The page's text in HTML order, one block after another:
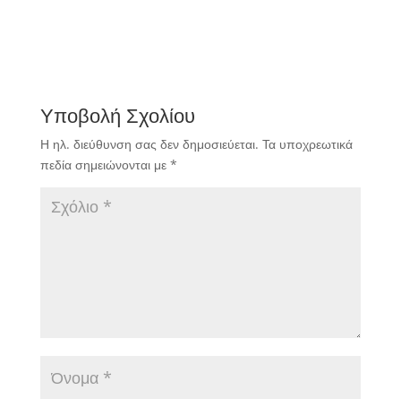
Υποβολή Σχολίου
Η ηλ. διεύθυνση σας δεν δημοσιεύεται. Τα υποχρεωτικά
πεδία σημειώνονται με *